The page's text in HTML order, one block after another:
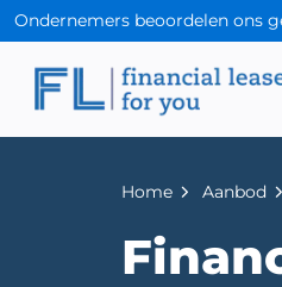
Ondernemers beoordelen ons
Home Aanbod